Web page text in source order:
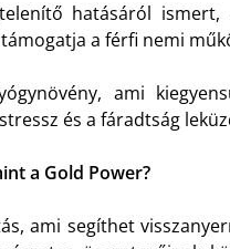
hatásáról
a férfi nemi
ami
és a fáradtság
a Gold Power?
ami segíthet